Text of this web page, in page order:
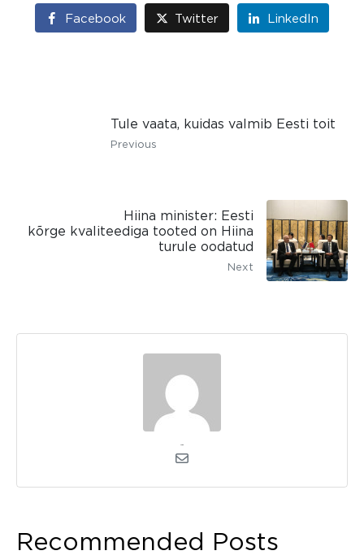
Facebook Twitter LinkedIn
Tule vaata, kuidas valmib Eesti toit
Previous
Hiina minister: Eesti
kõrge kvaliteediga tooted on Hiina
turule oodatud
Next
Recommended Posts